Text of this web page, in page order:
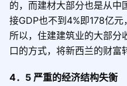
的，而建材大部分也是从中
接GDP也不到4%即178亿元
所以，住建建筑业的大部分
口的方式，将新西兰的财富
4． 5 严重的经济结构失衡